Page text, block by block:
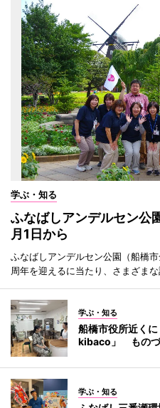
学ぶ・知る
ふなばしアンデルセン
月1日から
ふなばしアンデルセン公園（船橋
周年を迎えるに当たり、さまざまな
学ぶ・知る
船橋市役所近く
kibaco」 ものづ
学ぶ・知る